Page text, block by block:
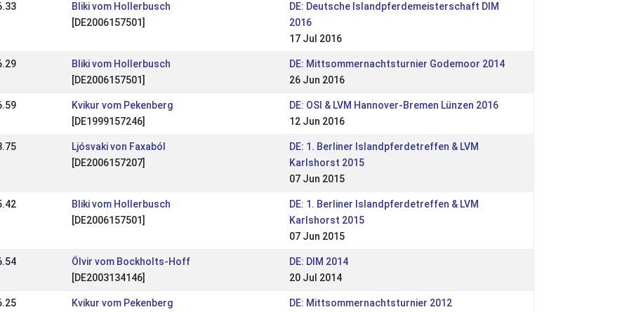
Bliki vom Hollerbusch
[DE2006157501]
DE: Deutsche Islandpferdemeisterschaft DIM
2016
17 Jul 2016
Bliki vom Hollerbusch
[DE2006157501]
DE: Mittsommernachtsturnier Godemoor 2014
26 Jun 2016
Kvikur vom Pekenberg
[DE1999157246]
DE: OSI & LVM Hannover-Bremen Lünzen 2016
12 Jun 2016
Ljósvaki von Faxaból
[DE2006157207]
DE: 1. Berliner Islandpferdetreffen & LVM
Karlshorst 2015
07 Jun 2015
Bliki vom Hollerbusch
[DE2006157501]
DE: 1. Berliner Islandpferdetreffen & LVM
Karlshorst 2015
07 Jun 2015
Ölvir vom Bockholts-Hoff
[DE2003134146]
DE: DIM 2014
20 Jul 2014
Kvikur vom Pekenberg
DE: Mittsommernachtsturnier 2012